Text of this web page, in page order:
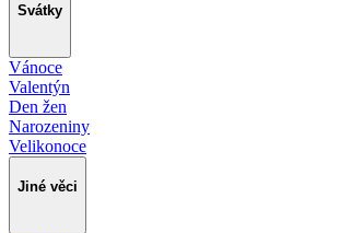
Svátky
Vánoce
Valentýn
Den žen
Narozeniny
Velikonoce
Jiné věci